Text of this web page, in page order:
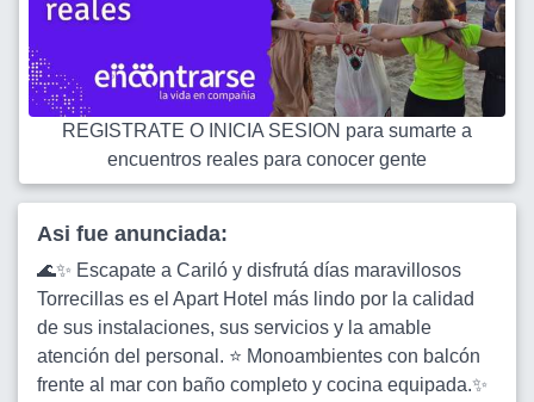
REGISTRATE O INICIA SESION para sumarte a
encuentros reales para conocer gente
Asi fue anunciada:
🌊✨ Escapate a Cariló y disfrutá días maravillosos
Torrecillas es el Apart Hotel más lindo por la calidad
de sus instalaciones, sus servicios y la amable
atención del personal. ⭐ Monoambientes con balcón
frente al mar con baño completo y cocina equipada.✨